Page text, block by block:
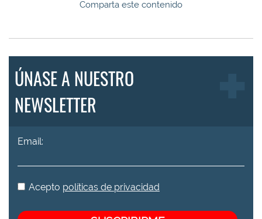
Comparta este contenido
ÚNASE A NUESTRO
NEWSLETTER
Email:
Acepto políticas de privacidad